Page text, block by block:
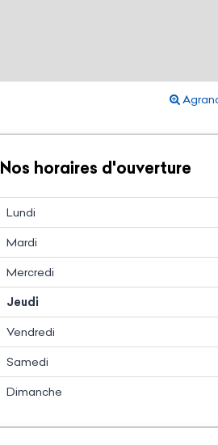
Nos horaires d'ouverture
Lundi
Mardi
Mercredi
Jeudi
Vendredi
Samedi
Dimanche